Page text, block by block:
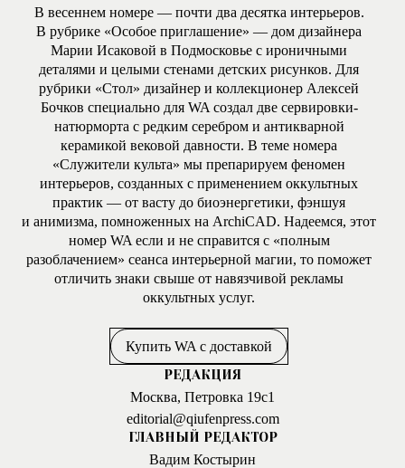
В весеннем номере — почти два десятка интерьеров.
В рубрике «Особое приглашение» — дом дизайнера
Марии Исаковой в Подмосковье с ироничными
деталями и целыми стенами детских рисунков. Для
рубрики «Стол» дизайнер и коллекционер Алексей
Бочков специально для WA создал две сервировки-
натюрморта с редким серебром и антикварной
керамикой вековой давности. В теме номера
«Служители культа» мы препарируем феномен
интерьеров, созданных с применением оккультных
практик — от васту до биоэнергетики, фэншуя
и анимизма, помноженных на ArchiCAD. Надеемся, этот
номер WA если и не справится с «полным
разоблачением» сеанса интерьерной магии, то поможет
отличить знаки свыше от навязчивой рекламы
оккультных услуг.
Купить WA с доставкой
РЕДАКЦИЯ
Москва, Петровка 19с1
editorial@qiufenpress.com
ГЛАВНЫЙ РЕДАКТОР
Вадим Костырин